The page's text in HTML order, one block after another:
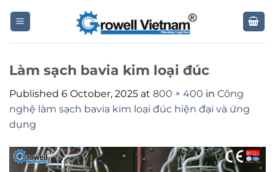
Làm sạch bavia kim loại đúc
Published 6 October, 2025 at 800 × 400 in Công
nghệ làm sạch bavia kim loại đúc hiện đại và ứng
dụng